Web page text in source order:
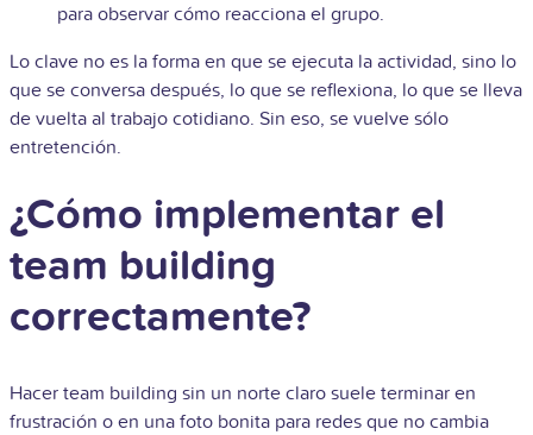
para observar cómo reacciona el grupo.
Lo clave no es la forma en que se ejecuta la actividad, sino lo
que se conversa después, lo que se reflexiona, lo que se lleva
de vuelta al trabajo cotidiano. Sin eso, se vuelve sólo
entretención.
¿Cómo implementar el
team building
correctamente?
Hacer team building sin un norte claro suele terminar en
frustración o en una foto bonita para redes que no cambia